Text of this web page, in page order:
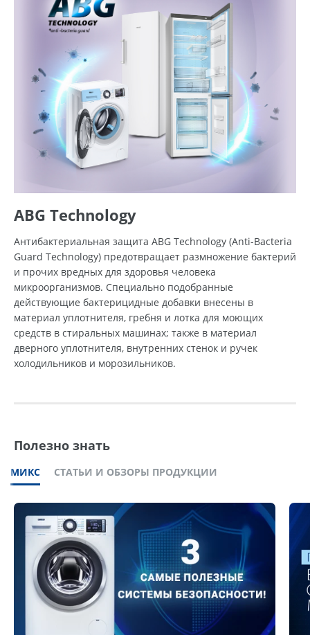
ABG Technology
Антибактериальная защита ABG Technology (Anti-Bacteria
Guard Technology) предотвращает размножение бактерий
и прочих вредных для здоровья человека
микроорганизмов. Специально подобранные
действующие бактерицидные добавки внесены в
материал уплотнителя, гребня и лотка для моющих
средств в стиральных машинах; также в материал
дверного уплотнителя, внутренних стенок и ручек
холодильников и морозильников.
Полезно знать
МИКС СТАТЬИ И ОБЗОРЫ ПРОДУКЦИИ